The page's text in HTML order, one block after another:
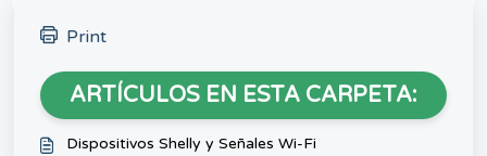
Print
ARTÍCULOS EN ESTA CARPETA:
Dispositivos Shelly y Señales Wi-Fi